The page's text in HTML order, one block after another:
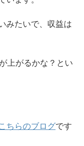
みたいで、収益は
上がるかな？とい
ちらのブログです